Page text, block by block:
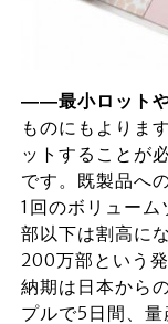
――最小ロット
ものにもよりま
ットすることが
です。既製品へ
1回のボリュー
部以下は割高に
200万部という
納期は日本から
プルで5日間、